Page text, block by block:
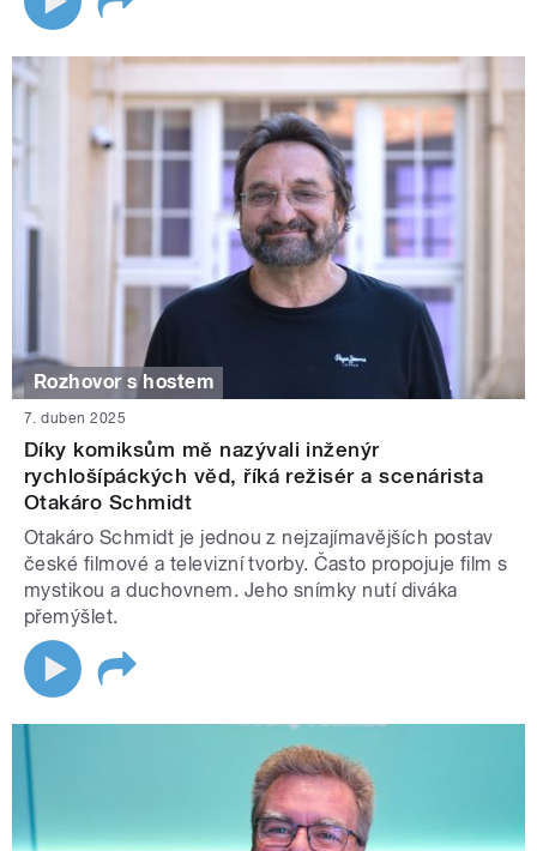
Rozhovor s hostem
7. duben 2025
Díky komiksům mě nazývali inženýr
rychlošípáckých věd, říká režisér a scenárista
Otakáro Schmidt
Otakáro Schmidt je jednou z nejzajímavějších postav
české filmové a televizní tvorby. Často propojuje film s
mystikou a duchovnem. Jeho snímky nutí diváka
přemýšlet.